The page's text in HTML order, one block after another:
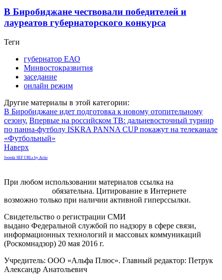
В Биробиджане чествовали победителей и
лауреатов губернаторского конкурса
Теги
губернатор ЕАО
Минвостокразвития
заседание
онлайн режим
Другие материалы в этой категории:
В Биробиджане идет подготовка к новому отопительному
сезону. Впервые на российском ТВ: дальневосточный турнир
по панна-футболу ISKRA PANNA CUP покажут на телеканале
«Футбольный»
Наверх
Joomla SEF URLs by Artio
При любом использовании материалов ссылка на
обязательна. Цитирование в Интернете
возможно только при наличии активной гиперссылки.
Свидетельство о регистрации СМИ
выдано Федеральной службой по надзору в сфере связи,
информационных технологий и массовых коммуникаций
(Роскомнадзор) 20 мая 2016 г.
Учредитель: ООО «Альфа Плюс». Главный редактор: Петрук
Александр Анатольевич